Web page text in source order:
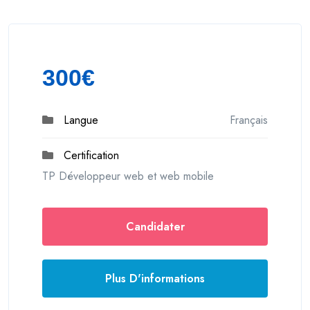
300€
Langue Français
Certification
TP Développeur web et web mobile
Candidater
Plus D'informations